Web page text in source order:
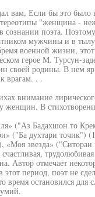
вам, Если бы это
"женщина -
сознании поэта.
мужчины и в
военной жизни,
герое М. Турсун-
своей родины. В нем
врагам. . .
внимание
женщин. В
("Аз Бадахшон то
("Ба духтари точик")
«Моя звезда»
счастливая,
Автор отмечает
этот период, поэт не
время остановился для